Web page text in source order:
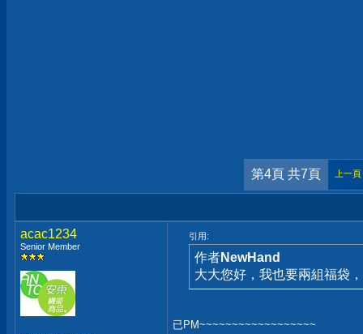
第4頁 共7頁 上一頁
acac1234
Senior Member
引用:
作者NewHand
大大您好，我也要兩組福袋
已PM~~~~~~~~~~~~~~~~~~